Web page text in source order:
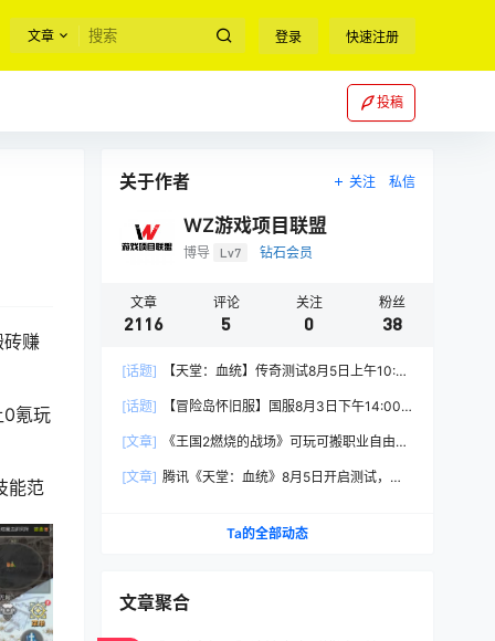
文章 登录 快速注册
投稿
砖赚
0氪玩
能范
关于作者 关注 私信
WZ游戏项目联盟
博导 Lv7 钻石会员
文章
2116
评论
5
关注
0
粉丝
38
[话题]
【天堂：血统】传奇测试8月5日上午10:00
[话题]
【冒险岛怀旧服】国服8月3日下午14:00
[文章]
《王国2燃烧的战场》可玩可搬职业自由，
[文章] 腾讯《天堂：血统》8月5日开启测试，
Ta的全部动态
文章聚合